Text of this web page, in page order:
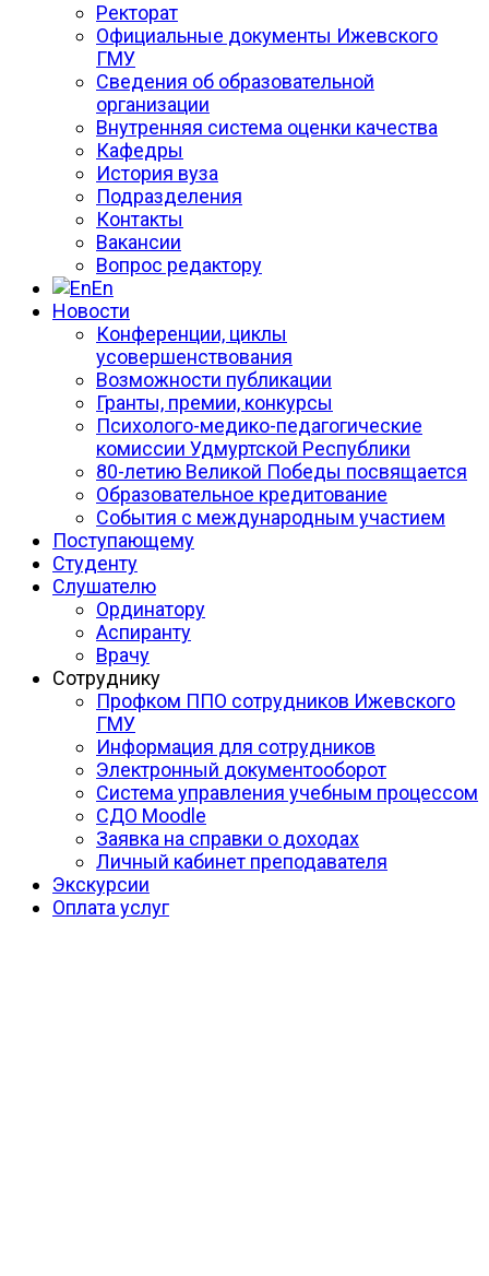
Ректорат
Официальные документы Ижевского
ГМУ
Сведения об образовательной
организации
Внутренняя система оценки качества
Кафедры
История вуза
Подразделения
Контакты
Вакансии
Вопрос редактору
En
Новости
Конференции, циклы
усовершенствования
Возможности публикации
Гранты, премии, конкурсы
Психолого-медико-педагогические
комиссии Удмуртской Республики
80-летию Великой Победы посвящается
Образовательное кредитование
События с международным участием
Поступающему
Студенту
Слушателю
Ординатору
Аспиранту
Врачу
Сотруднику
Профком ППО сотрудников Ижевского
ГМУ
Информация для сотрудников
Электронный документооборот
Система управления учебным процессом
СДО Moodle
Заявка на справки о доходах
Личный кабинет преподавателя
Экскурсии
Оплата услуг